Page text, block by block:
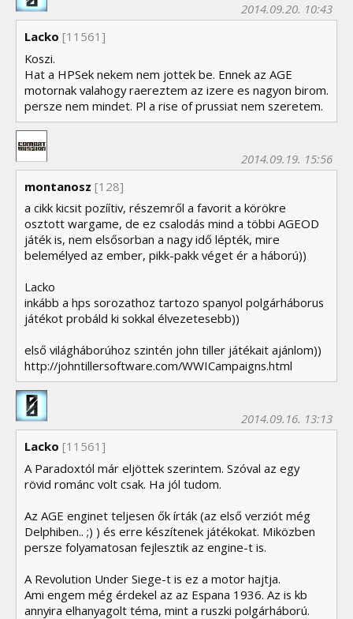
Lacko
2014.09.20. 10:43
[11561]
Koszi.
Hat a HPSek nekem nem jottek be. Ennek az AGE
motornak valahogy raereztem az izere es nagyon birom.
persze nem mindet. Pl a rise of prussiat nem szeretem.
montanosz
2014.09.19. 15:56
[128]
a cikk kicsit pozíítiv, részemről a favorit a körökre
osztott wargame, de ez csalodás mind a többi AGEOD
játék is, nem elsősorban a nagy idő lépték, mire
belemélyed az ember, pikk-pakk véget ér a háború))
Lacko
inkább a hps sorozathoz tartozo spanyol polgárháborus
játékot probáld ki sokkal élvezetesebb))
első világháborúhoz szintén john tiller játékait ajánlom))
http://johntillersoftware.com/WWICampaigns.html
Lacko
2014.09.16. 13:13
[11561]
A Paradoxtól már eljöttek szerintem. Szóval az egy
rövid románc volt csak. Ha jól tudom.
Az AGE enginet teljesen ők írták (az első verziót még
Delphiben.. ;) ) és erre készítenek játékokat. Miközben
persze folyamatosan fejlesztik az engine-t is.
A Revolution Under Siege-t is ez a motor hajtja.
Ami engem még érdekel az az Espana 1936. Az is kb
annyira elhanyagolt téma, mint a ruszki polgárháború.